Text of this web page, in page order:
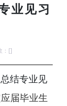
业见习
：[]
结专业见
届毕业生